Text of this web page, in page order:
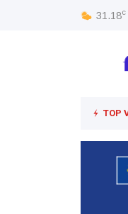
31.18c
TOP